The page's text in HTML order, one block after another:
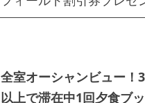
全室オーシャンビュー！
以上で滞在中1回夕食ブ